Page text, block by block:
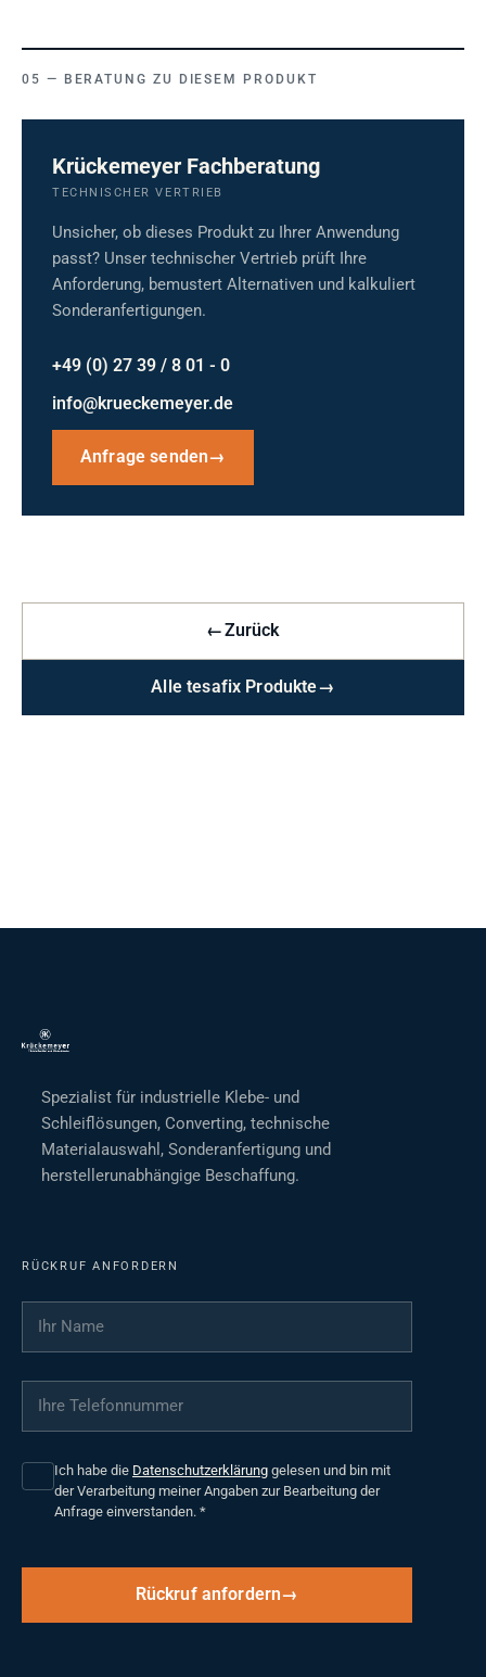
BERATUNG ZU DIESEM PRODUKT
Krückemeyer Fachberatung
TECHNISCHER VERTRIEB
Unsicher, ob dieses Produkt zu Ihrer Anwendung
passt? Unser technischer Vertrieb prüft Ihre
Anforderung, bemustert Alternativen und kalkuliert
Sonderanfertigungen.
+49 (0) 27 39 / 8 01 - 0
info@krueckemeyer.de
Anfrage senden→
←Zurück
Alle tesafix Produkte→
Spezialist für industrielle Klebe- und
Schleiflösungen, Converting, technische
Materialauswahl, Sonderanfertigung und
herstellerunabhängige Beschaffung.
RÜCKRUF ANFORDERN
Ihr Name
Ihre Telefonnummer
Ich habe die Datenschutzerklärung gelesen und bin mit
der Verarbeitung meiner Angaben zur Bearbeitung der
Anfrage einverstanden. *
Rückruf anfordern